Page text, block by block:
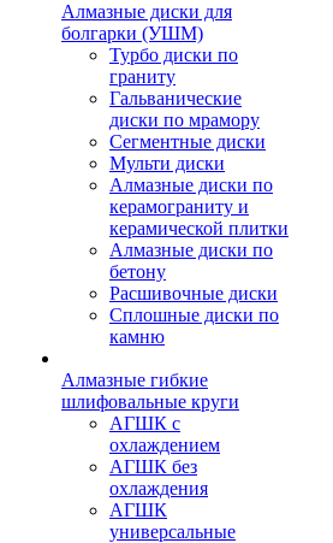
Алмазные диски для
болгарки (УШМ)
Турбо диски по
граниту
Гальванические
диски по мрамору
Сегментные диски
Мульти диски
Алмазные диски по
керамограниту и
керамической плитки
Алмазные диски по
бетону
Расшивочные диски
Сплошные диски по
камню
Алмазные гибкие
шлифовальные круги
АГШК с
охлаждением
АГШК без
охлаждения
АГШК
универсальные